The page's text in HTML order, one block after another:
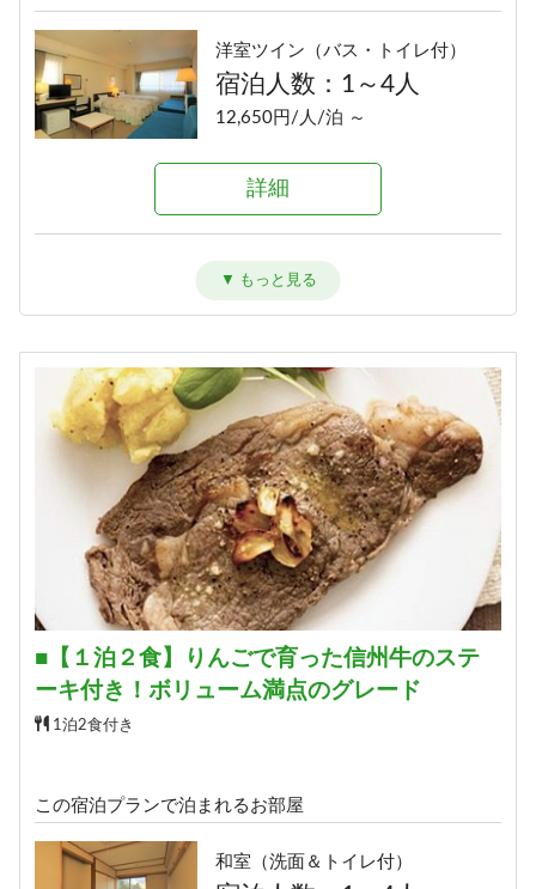
洋室ツイン（バス・トイレ付）
宿泊人数：1～4人
12,650円/人/泊 ～
詳細
詳細
■【１泊２食】りんごで育った信州牛のステ
ーキ付き！ボリューム満点のグレード
1泊2食付き
この宿泊プランで泊まれるお部屋
和室（洗面＆トイレ付）